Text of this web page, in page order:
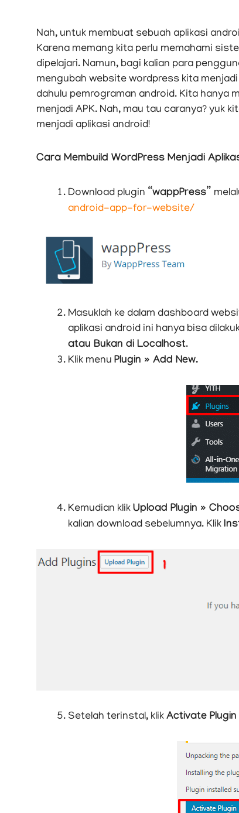
Nah, untuk membuat sebuah aplikasi
Karena memang kita perlu memahami
dipelajari. Namun, bagi kalian para
mengubah website wordpress kita
dahulu pemrograman android. Kita hanya
menjadi APK. Nah, mau tau caranya? yuk
menjadi aplikasi android!
Cara Membuild WordPress Menjadi
Download plugin “wappPress”
android-app-for-website/
Masuklah ke dalam dashboard
aplikasi android ini hanya bisa
atau Bukan di Localhost.
Klik menu Plugin » Add New.
Kemudian klik Upload Plugin »
kalian download sebelumnya. Klik
Setelah terinstal, klik Activate Plugin